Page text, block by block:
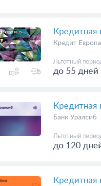
Кредитная
Кредит
Льготный
до 55 дней
Кредитная
Банк Уралсиб
Льготный
до 120
Кредитная